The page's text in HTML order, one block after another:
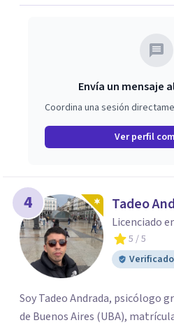
Envía un mensaje
Coordina una sesión
Ver perfil
4 Tadeo
Licenciado
5 / 5
Verificado
Soy Tadeo Andrada, psicólogo
de Buenos Aires (UBA),